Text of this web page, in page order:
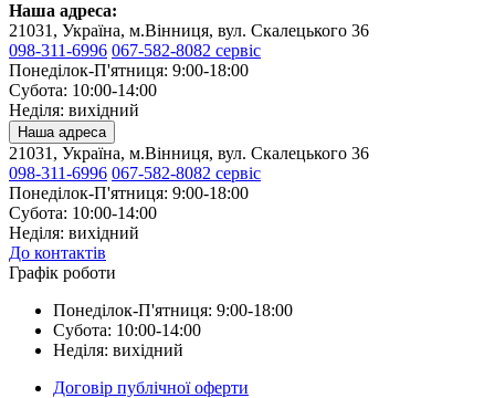
Наша адреса:
21031, Україна, м.Вінниця, вул. Скалецького 36
098-311-6996 067-582-8082 сервіс
Понеділок-П'ятниця: 9:00-18:00
Субота: 10:00-14:00
Неділя: вихідний
Наша адреса
21031, Україна, м.Вінниця, вул. Скалецького 36
098-311-6996 067-582-8082 сервіс
Понеділок-П'ятниця: 9:00-18:00
Субота: 10:00-14:00
Неділя: вихідний
До контактів
Графік роботи
Понеділок-П'ятниця: 9:00-18:00
Субота: 10:00-14:00
Неділя: вихідний
Договір публічної оферти